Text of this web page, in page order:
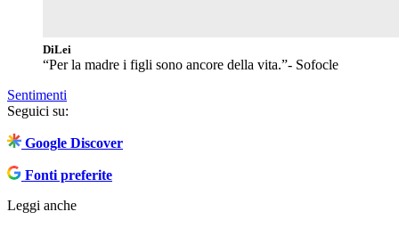
DiLei
“Per la madre i figli sono ancore della vita.”- Sofocle
Sentimenti
Seguici su:
Google Discover
Fonti preferite
Leggi anche